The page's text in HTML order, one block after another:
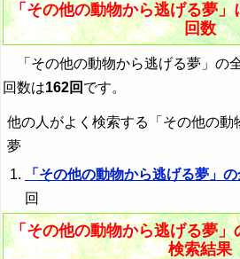
「その他の動物から逃げる夢
回数
「その他の動物から逃げる夢」の
回数は162回 です。
他の人がよく検索する「その他の動
夢
「その他の動物から逃げる夢」
回
「その他の動物から逃げる夢
検索結果